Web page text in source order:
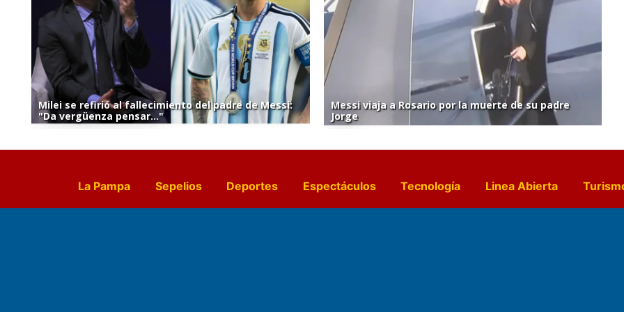
Milei se refirió al fallecimiento del padre de Messi:
"Da vergüenza pensar..."
Messi viaja a Rosario por la muerte de su padre
Jorge
La Pampa Sepelios Deportes Espectáculos Tecnología Linea Abierta